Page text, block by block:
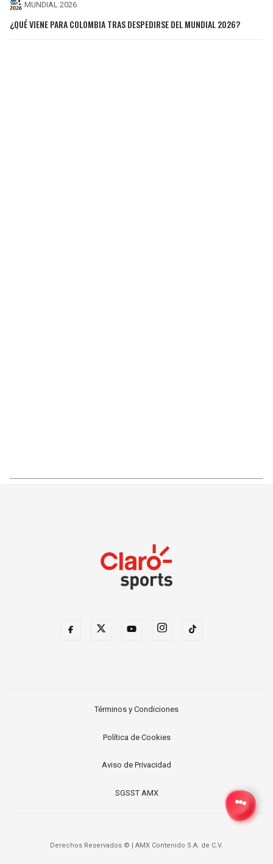
MUNDIAL 2026
¿QUÉ VIENE PARA COLOMBIA TRAS DESPEDIRSE DEL MUNDIAL 2026?
Términos y Condiciones
Política de Cookies
Aviso de Privacidad
SGSST AMX
Derechos Reservados © AMX Contenido S.A. de C.V.